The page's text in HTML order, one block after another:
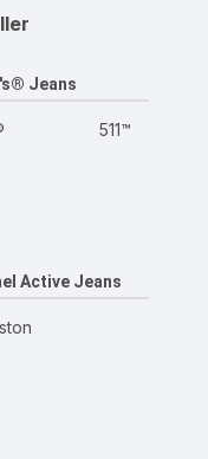
Jeans
511™
Active Jeans